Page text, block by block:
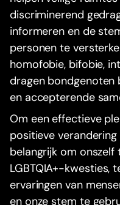
discriminerend
informeren en de
personen te
homofobie, bifobie,
dragen bondgenoten
en accepterende
Om een effectieve
positieve
belangrijk om
LGBTQIA+-kwesties,
ervaringen van
en onze stem te